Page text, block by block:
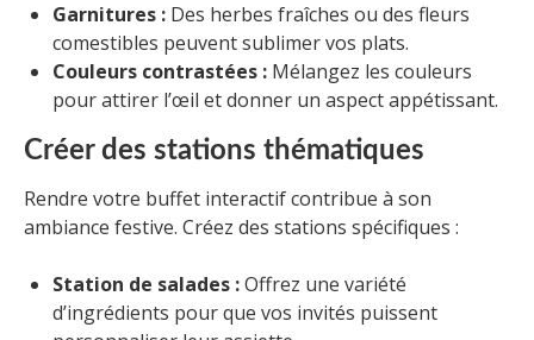
Garnitures : Des herbes fraîches ou des fleurs
comestibles peuvent sublimer vos plats.
Couleurs contrastées : Mélangez les couleurs
pour attirer l’œil et donner un aspect appétissant.
Créer des stations thématiques
Rendre votre buffet interactif contribue à son
ambiance festive. Créez des stations spécifiques :
Station de salades :Offrez une variété
d’ingrédients pour que vos invités puissent